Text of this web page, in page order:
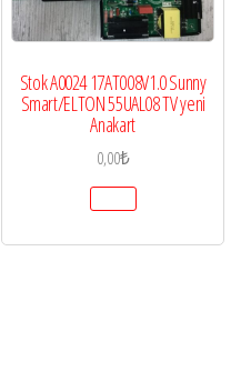
Stok A0024 17AT008V1.0 Sunny
Smart/ELTON 55UAL08 TV yeni
Anakart
0,00₺